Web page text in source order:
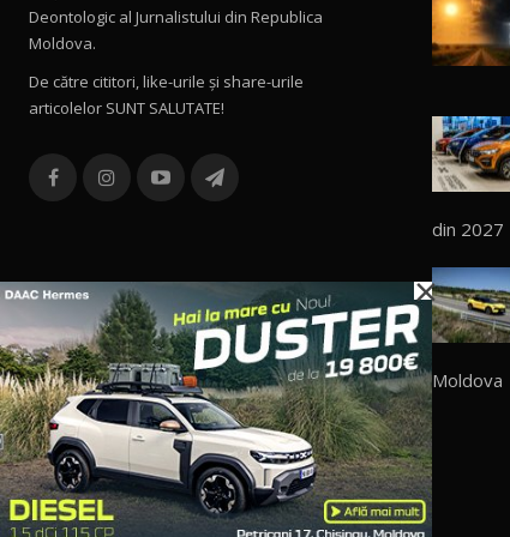
Deontologic al Jurnalistului din Republica
Moldova.
De către cititori, like-urile şi share-urile
articolelor SUNT SALUTATE!
din 2027
Moldova
×